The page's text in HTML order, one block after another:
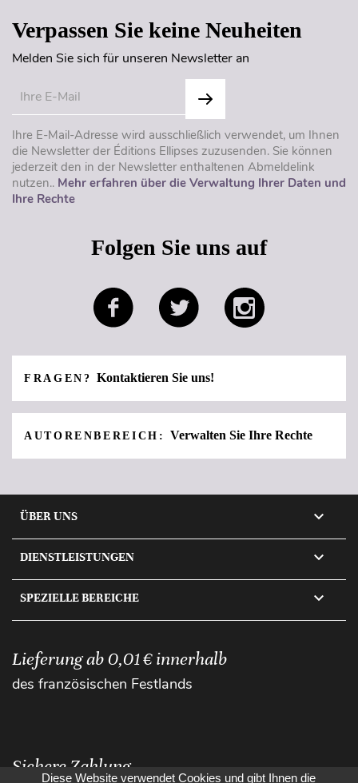
Verpassen Sie keine Neuheiten
Melden Sie sich für unseren Newsletter an
Ihre E-Mail-Adresse wird ausschließlich verwendet, um Ihnen
die Newsletter der Éditions Ellipses zuzusenden. Sie können
jederzeit den in der Newsletter enthaltenen Abmeldelink
nutzen.. Mehr erfahren über die Verwaltung Ihrer Daten und
Ihre Rechte
Folgen Sie uns auf
FRAGEN?Kontaktieren Sie uns!
AUTORENBEREICH:Verwalten Sie Ihre Rechte
ÜBER UNS 
DIENSTLEISTUNGEN 
SPEZIELLE BEREICHE 
Lieferung ab 0,01 € innerhalb
des französischen Festlands
Sichere Zahlung
Diese Website verwendet Cookies und gibt Ihnen die